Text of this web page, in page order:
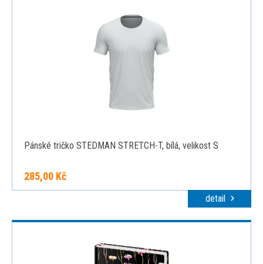
Pánské tričko STEDMAN STRETCH-T, bílá, velikost S
285,00 Kč
detail